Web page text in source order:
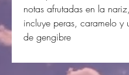
notas afrutadas en la
incluye peras, caramelo y
de gengibre